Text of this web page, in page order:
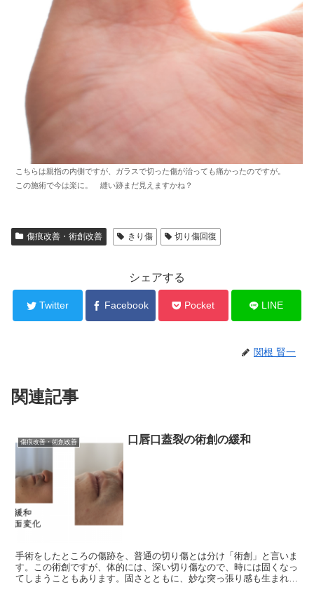
こちらは親指の内側ですが、ガラスで切った傷が治っても痛かったのですが。
この施術で今は楽に。 縫い跡まだ見えますかね？
傷痕改善・術創改善 きり傷 切り傷回復
シェアする
Twitter Facebook Pocket LINE
関根 賢一
関連記事
傷痕改善・術創改善 口唇口蓋裂の術創の緩和
手術をしたところの傷跡を、普通の切り傷とは分け「術創」と言いま
す。この術創ですが、体的には、深い切り傷なので、時には固くなっ
てしまうこともあります。固さとともに、妙な突っ張り感も生まれま